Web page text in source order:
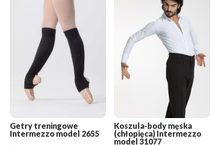
Getry treningowe
Intermezzo model 2655
Koszula-body męska
(chłopięca) Intermezzo
model 31077